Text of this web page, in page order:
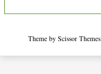
Theme by Scissor Themes